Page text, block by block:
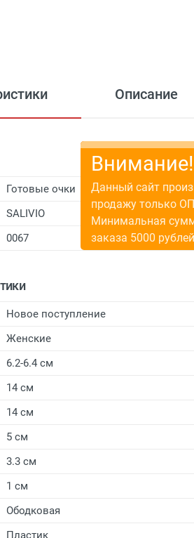
Описание
Готовые очки
SALIVIO
0067
Новое поступление
Женские
6.2-6.4 см
14 см
14 см
5 см
3.3 см
1 см
Ободковая
Пластик
Внимание!
Данный сайт
продажу только
Минимальная
заказа 5000 рублей